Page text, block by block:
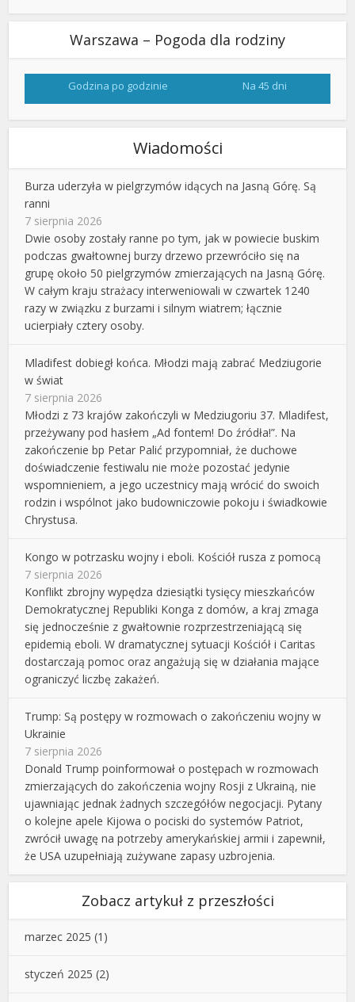
Warszawa – Pogoda dla rodziny
Godzina po godzinie Na 45 dni
Wiadomości
Burza uderzyła w pielgrzymów idących na Jasną Górę. Są
ranni
7 sierpnia 2026
Dwie osoby zostały ranne po tym, jak w powiecie buskim
podczas gwałtownej burzy drzewo przewróciło się na
grupę około 50 pielgrzymów zmierzających na Jasną Górę.
W całym kraju strażacy interweniowali w czwartek 1240
razy w związku z burzami i silnym wiatrem; łącznie
ucierpiały cztery osoby.
Mladifest dobiegł końca. Młodzi mają zabrać Medziugorie
w świat
7 sierpnia 2026
Młodzi z 73 krajów zakończyli w Medziugoriu 37. Mladifest,
przeżywany pod hasłem „Ad fontem! Do źródła!”. Na
zakończenie bp Petar Palić przypomniał, że duchowe
doświadczenie festiwalu nie może pozostać jedynie
wspomnieniem, a jego uczestnicy mają wrócić do swoich
rodzin i wspólnot jako budowniczowie pokoju i świadkowie
Chrystusa.
Kongo w potrzasku wojny i eboli. Kościół rusza z pomocą
7 sierpnia 2026
Konflikt zbrojny wypędza dziesiątki tysięcy mieszkańców
Demokratycznej Republiki Konga z domów, a kraj zmaga
się jednocześnie z gwałtownie rozprzestrzeniającą się
epidemią eboli. W dramatycznej sytuacji Kościół i Caritas
dostarczają pomoc oraz angażują się w działania mające
ograniczyć liczbę zakażeń.
Trump: Są postępy w rozmowach o zakończeniu wojny w
Ukrainie
7 sierpnia 2026
Donald Trump poinformował o postępach w rozmowach
zmierzających do zakończenia wojny Rosji z Ukrainą, nie
ujawniając jednak żadnych szczegółów negocjacji. Pytany
o kolejne apele Kijowa o pociski do systemów Patriot,
zwrócił uwagę na potrzeby amerykańskiej armii i zapewnił,
że USA uzupełniają zużywane zapasy uzbrojenia.
Zobacz artykuł z przeszłości
marzec 2025 (1)
styczeń 2025 (2)